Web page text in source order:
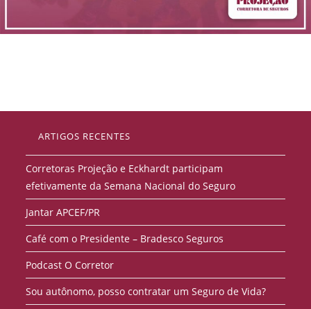
ARTIGOS RECENTES
Corretoras Projeção e Eckhardt participam
efetivamente da Semana Nacional do Seguro
Jantar APCEF/PR
Café com o Presidente – Bradesco Seguros
Podcast O Corretor
Sou autônomo, posso contratar um Seguro de Vida?